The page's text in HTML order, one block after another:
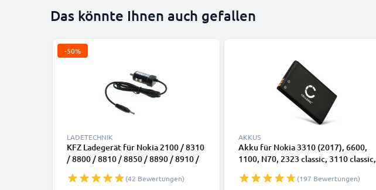
Das könnte Ihnen auch gefallen
-50%
LADETECHNIK
KFZ Ladegerät für Nokia 2100 / 8310
/ 8800 / 8810 / 8850 / 8890 / 8910 /
Ladekabel
(42 Bewertungen)
AKKUS
Akku für Nokia 3310 (2017), 6600,
1100, N70, 2323 classic, 3110 classic,
5C - 1020mAh 3.7V von CELLONIC
(197 Bewertungen)